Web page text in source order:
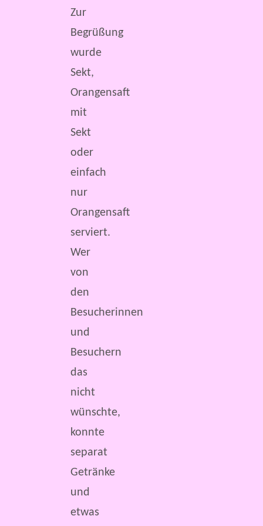
Zur
Begrüßung
wurde
Sekt,
Orangensaft
mit
Sekt
oder
einfach
nur
Orangensaft
serviert.
Wer
von
den
Besucherinnen
und
Besuchern
das
nicht
wünschte,
konnte
separat
Getränke
und
etwas